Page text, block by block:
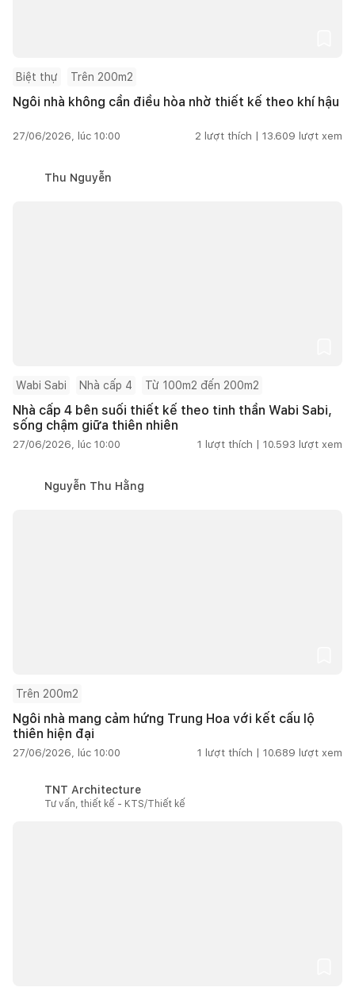
Biệt thự Trên 200m2
Ngôi nhà không cần điều hòa nhờ thiết kế theo khí hậu
27/06/2026, lúc 10:00 2 lượt thích | 13.609 lượt xem
Thu Nguyễn
Wabi Sabi Nhà cấp 4 Từ 100m2 đến 200m2
Nhà cấp 4 bên suối thiết kế theo tinh thần Wabi Sabi,
sống chậm giữa thiên nhiên
27/06/2026, lúc 10:00 1 lượt thích | 10.593 lượt xem
Nguyễn Thu Hằng
Trên 200m2
Ngôi nhà mang cảm hứng Trung Hoa với kết cấu lộ
thiên hiện đại
27/06/2026, lúc 10:00 1 lượt thích | 10.689 lượt xem
TNT Architecture
Tư vấn, thiết kế - KTS/Thiết kế